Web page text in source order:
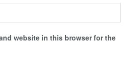
website in this browser for the